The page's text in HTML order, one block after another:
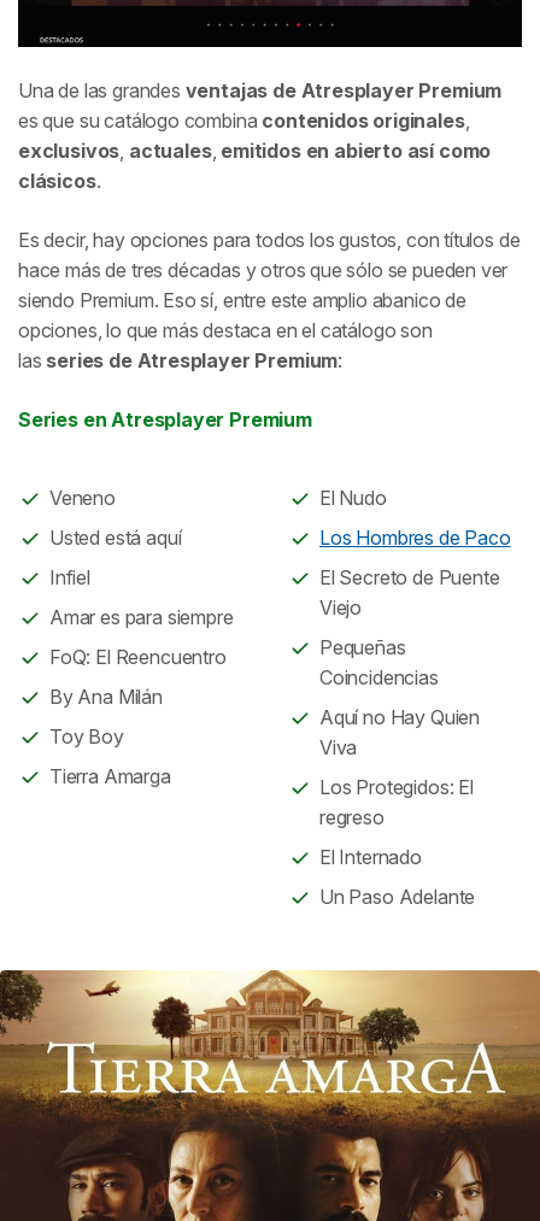
Una de las grandes ventajas de Atresplayer Premium
es que su catálogo combina contenidos originales,
exclusivos actuales, emitidos en abierto así como
clásicos.
Es decir, hay opciones para todos los gustos, con títulos de
hace más de tres décadas y otros que sólo se pueden ver
siendo Premium. Eso sí, entre este amplio abanico de
opciones, lo que más destaca en el catálogo son
las series de Atresplayer Premium:
Series en Atresplayer Premium
Veneno
Usted está aquí
Infiel
Amar es para siempre
FoQ: El Reencuentro
By Ana Milán
Toy Boy
Tierra Amarga
El Nudo
Los Hombres de Paco
El Secreto de Puente
Viejo
Pequeñas
Coincidencias
Aquí no Hay Quien
Viva
Los Protegidos: El
regreso
El Internado
Un Paso Adelante